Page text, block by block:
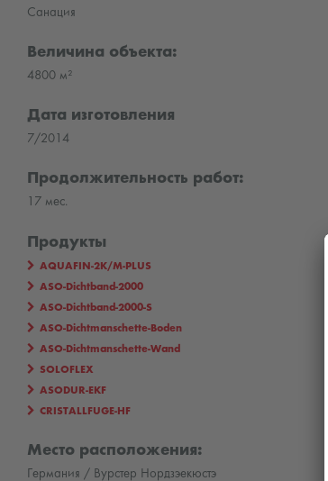
Санация
Величина объекта:
4800 м²
Дата изготовления
7/2014
Продолжительность работ:
17 мес.
Продукты
AQUAFIN-2K/M-PLUS
ASO-Dichtband-2000
ASO-Dichtband-2000-S
ASO-Dichtmanschette-Boden
ASO-Dichtmanschette-Wand
SOLOFLEX
ASODUR-EKF
CRISTALLFUGE-HF
Место расположения:
Германия / Вурстер Нордзэекюстэ